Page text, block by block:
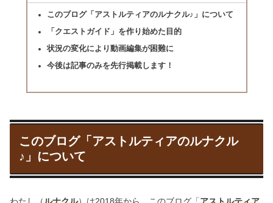
このブログ「アストルティアのルナクル♪」について
「クエストガイド」を作り始めた目的
状況の変化により動画編集が困難に
今後は記事のみを先行掲載します！
このブログ「アストルティアのルナクル
♪」について